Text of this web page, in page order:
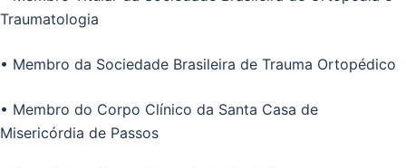
Traumatologia
• Membro da Sociedade Brasileira de Trauma Ortopédico
• Membro do Corpo Clínico da Santa Casa de
Misericórdia de Passos